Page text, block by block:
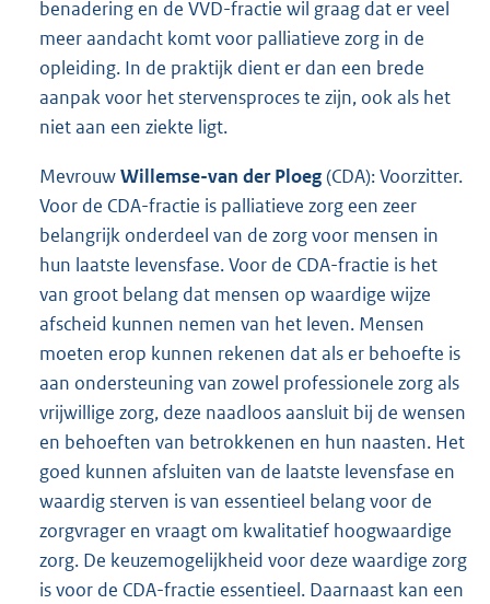
benadering en de VVD-fractie wil graag dat er veel
meer aandacht komt voor palliatieve zorg in de
opleiding. In de praktijk dient er dan een brede
aanpak voor het stervensproces te zijn, ook als het
niet aan een ziekte ligt.
MevrouwWillemse-van der Ploeg(CDA): Voorzitter.
Voor de CDA-fractie is palliatieve zorg een zeer
belangrijk onderdeel van de zorg voor mensen in
hun laatste levensfase. Voor de CDA-fractie is het
van groot belang dat mensen op waardige wijze
afscheid kunnen nemen van het leven. Mensen
moeten erop kunnen rekenen dat als er behoefte is
aan ondersteuning van zowel professionele zorg als
vrijwillige zorg, deze naadloos aansluit bij de wensen
en behoeften van betrokkenen en hun naasten. Het
goed kunnen afsluiten van de laatste levensfase en
waardig sterven is van essentieel belang voor de
zorgvrager en vraagt om kwalitatief hoogwaardige
zorg. De keuzemogelijkheid voor deze waardige zorg
is voor de CDA-fractie essentieel. Daarnaast kan een